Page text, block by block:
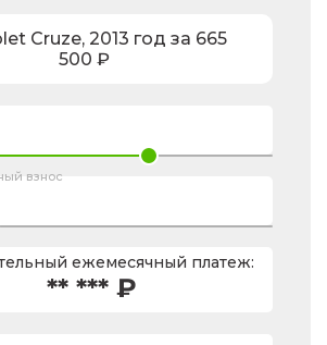
Cruze, 2013 год за 665
500 ₽
взнос
ежемесячный платеж:
** *** ₽